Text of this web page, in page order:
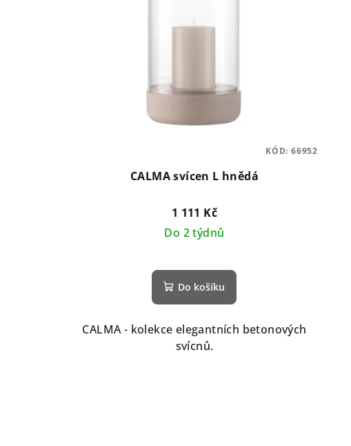
CALMA svícen L hnědá
1 111 Kč
Do 2 týdnů
Do košíku
CALMA - kolekce elegantních betonových
svícnů.
KÓD: 66952